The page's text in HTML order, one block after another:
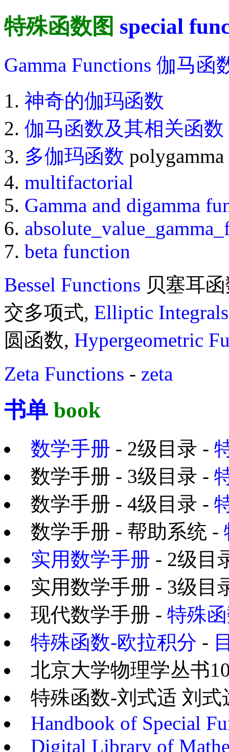
特殊函数图 special
Gamma Functions 伽马函
神奇的伽玛函数
伽马函数及其相关函数
多伽玛函数
multifactorial
Gamma and digamma
beta function
Bessel Functions 贝塞耳
交多项式, Elliptic Integrals
圆函数, Hypergeometric
Zeta Functions - zeta
书单 book
数学手册 - 2级目录 -
数学手册 - 3级目录 -
数学手册 - 4级目录 -
数学手册 - 帮助系统 -
实用数学手册 - 2级目
实用数学手册 - 3级目
现代数学手册 -特殊
特殊函数-欧拉积分 -
北京大学物理学丛书
特殊函数-刘式适 刘式
Handbook of Special
Digital Library of